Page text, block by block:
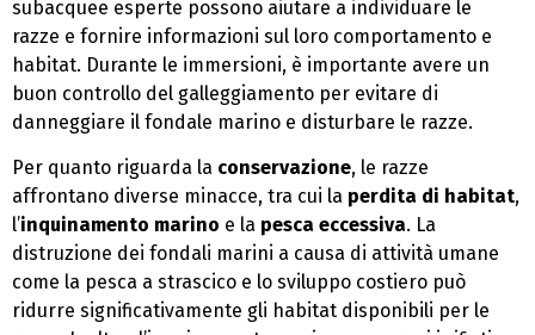
subacquee esperte possono aiutare a individuare le
razze e fornire informazioni sul loro comportamento e
habitat. Durante le immersioni, è importante avere un
buon controllo del galleggiamento per evitare di
danneggiare il fondale marino e disturbare le razze.
Per quanto riguarda la conservazione, le razze
affrontano diverse minacce, tra cui la perdita di habitat,
l’inquinamento marino e la pesca eccessiva. La
distruzione dei fondali marini a causa di attività umane
come la pesca a strascico e lo sviluppo costiero può
ridurre significativamente gli habitat disponibili per le